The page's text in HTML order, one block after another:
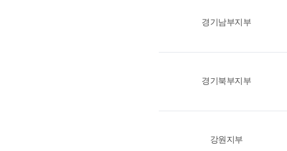
경기남부지부
경기북부지부
강원지부